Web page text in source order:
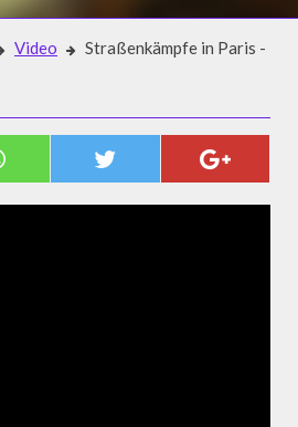
Video
Straßenkämpfe in Paris -
IN PARIS - A